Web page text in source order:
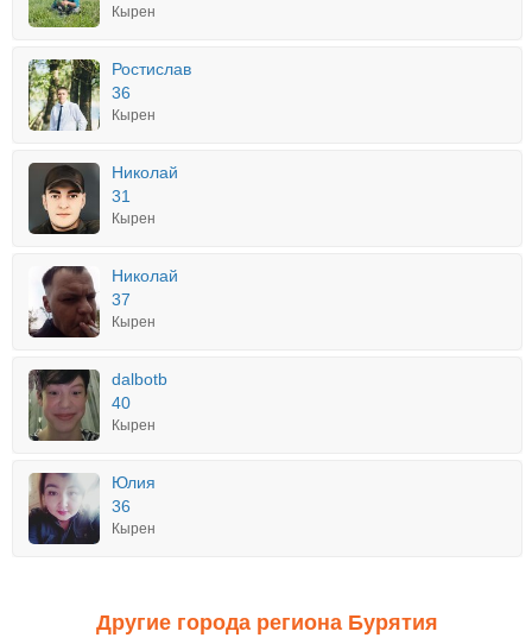
Кырен
Ростислав
36
Кырен
Николай
31
Кырен
Николай
37
Кырен
dalbotb
40
Кырен
Юлия
36
Кырен
Другие города региона Бурятия